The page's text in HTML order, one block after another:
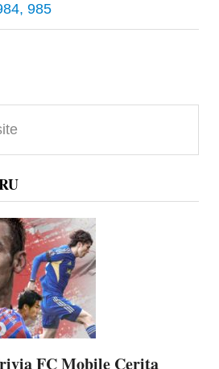
985
FC Mobile Cerita